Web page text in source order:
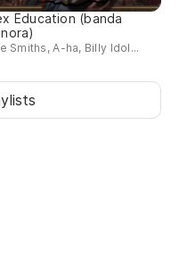
Education (banda
Smiths, A-ha, Billy Idol...